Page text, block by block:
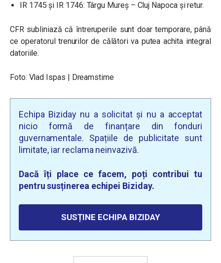
IR 1745 și IR 1746: Târgu Mureș – Cluj Napoca și retur.
CFR subliniază că întreruperile sunt doar temporare, până
ce operatorul trenurilor de călători va putea achita integral
datoriile.
Foto: Vlad Ispas | Dreamstime
Echipa Biziday nu a solicitat și nu a acceptat
nicio formă de finanțare din fonduri
guvernamentale. Spațiile de publicitate sunt
limitate, iar reclama neinvazivă.
Dacă îți place ce facem, poți contribui tu
pentru susținerea echipei Biziday.
SUSȚINE ECHIPA BIZIDAY